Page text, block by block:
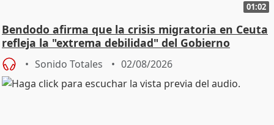
01:02
Bendodo afirma que la crisis migratoria en Ceuta
refleja la "extrema debilidad" del Gobierno
Sonido Totales 02/08/2026